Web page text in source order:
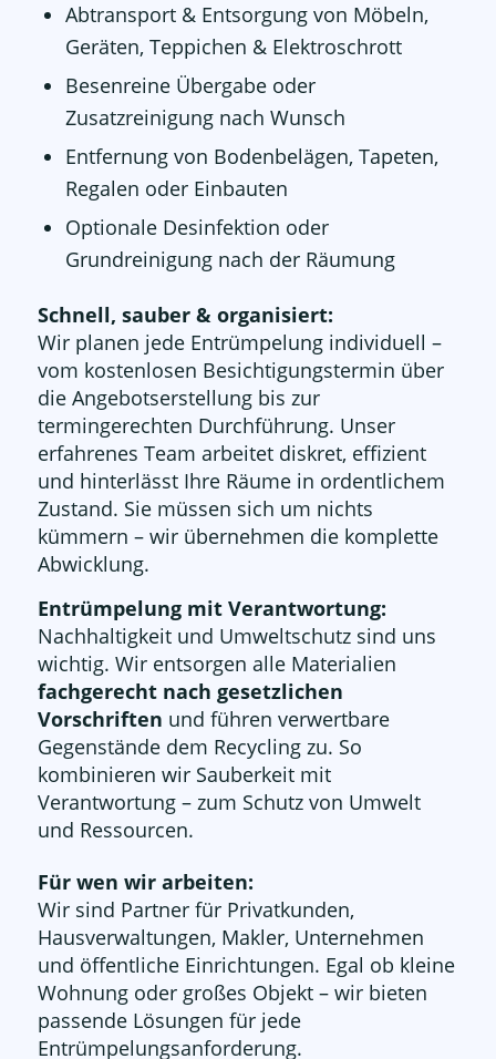
Abtransport & Entsorgung von Möbeln,
Geräten, Teppichen & Elektroschrott
Besenreine Übergabe oder
Zusatzreinigung nach Wunsch
Entfernung von Bodenbelägen, Tapeten,
Regalen oder Einbauten
Optionale Desinfektion oder
Grundreinigung nach der Räumung
Schnell, sauber & organisiert:
Wir planen jede Entrümpelung individuell –
vom kostenlosen Besichtigungstermin über
die Angebotserstellung bis zur
termingerechten Durchführung. Unser
erfahrenes Team arbeitet diskret, effizient
und hinterlässt Ihre Räume in ordentlichem
Zustand. Sie müssen sich um nichts
kümmern – wir übernehmen die komplette
Abwicklung.
Entrümpelung mit Verantwortung:
Nachhaltigkeit und Umweltschutz sind uns
wichtig. Wir entsorgen alle Materialien
fachgerecht nach gesetzlichen
Vorschriften und führen verwertbare
Gegenstände dem Recycling zu. So
kombinieren wir Sauberkeit mit
Verantwortung – zum Schutz von Umwelt
und Ressourcen.
Für wen wir arbeiten:
Wir sind Partner für Privatkunden,
Hausverwaltungen, Makler, Unternehmen
und öffentliche Einrichtungen. Egal ob kleine
Wohnung oder großes Objekt – wir bieten
passende Lösungen für jede
Entrümpelungsanforderung.